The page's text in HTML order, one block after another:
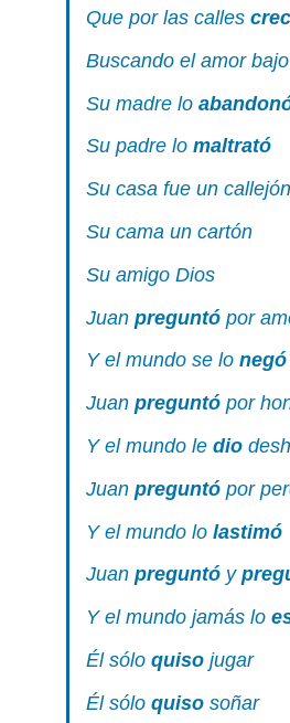
Que por las calles
Buscando el amor
Su madre lo
Su padre lomaltrató
Su casa fue un callejón
Su cama un cartón
Su amigo Dios
Juanpreguntó por
Y el mundo se lonegó
Juanpreguntó por
Y el mundo ledio
Juanpreguntó por
Y el mundo lolastimó
Juanpreguntó y
Y el mundo jamás lo
Él sóloquiso jugar
Él sóloquiso soñar